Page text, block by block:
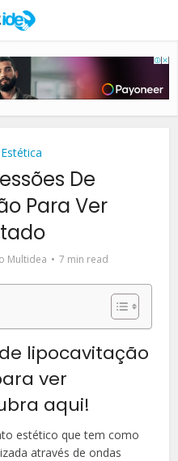
De
Para Ver
Multidea 7 min read
lipocavitação
ver
aqui!
estético que tem como
através de ondas